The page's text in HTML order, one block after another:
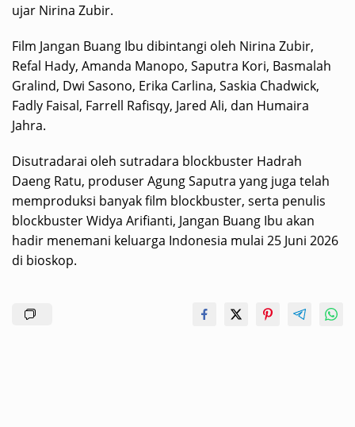
ujar Nirina Zubir.
Film Jangan Buang Ibu dibintangi oleh Nirina Zubir,
Refal Hady, Amanda Manopo, Saputra Kori, Basmalah
Gralind, Dwi Sasono, Erika Carlina, Saskia Chadwick,
Fadly Faisal, Farrell Rafisqy, Jared Ali, dan Humaira
Jahra.
Disutradarai oleh sutradara blockbuster Hadrah
Daeng Ratu, produser Agung Saputra yang juga telah
memproduksi banyak film blockbuster, serta penulis
blockbuster Widya Arifianti, Jangan Buang Ibu akan
hadir menemani keluarga Indonesia mulai 25 Juni 2026
di bioskop.